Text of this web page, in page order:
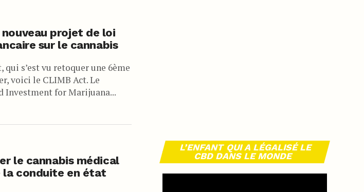
projet de loi
sur le cannabis
qui s’est vu retoquer une 6ème
voici le CLIMB Act. Le
Investment for Marijuana...
le cannabis médical
la conduite en état
L’ENFANT QUI A LÉGALISÉ LE
CBD DANS LE MONDE